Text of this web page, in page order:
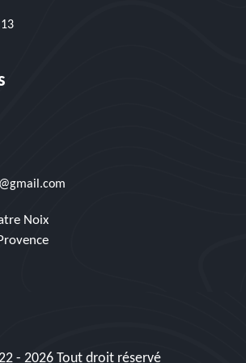
Noix
- 2026 Tout droit réservé